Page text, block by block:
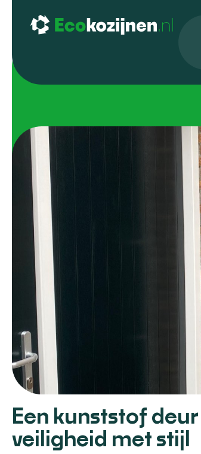
Een kunststof
veiligheid met stijl